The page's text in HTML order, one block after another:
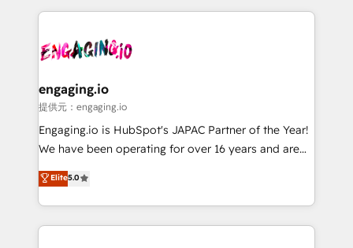
advanced optimization & adoption 📍 São Paulo, BR
• Des Moines, IA • New York, NY
dados e automatizar operações. O objetivo é
operacional de receita conectando equipes
Também somos distribuidores oficiais da HubSpot
e de mais de 150 softwares globais permitindo
contratar e pagar a HubSpot em reais com nota
fiscal no Brasil e gerar economia de até 50% na
Oferecemos ainda agentes de IA especializados em
HubSpot que automatizam tarefas executam rotinas
engaging.io
提供元：engaging.io
Engaging.io is HubSpot's JAPAC Partner of the Year!
We have been operating for over 16 years and are
one of HubSpot's most experienced and technically
capable Agency Partners globally. We specialise in
complex CRM migrations, implementations,
integrations, custom CMS portal development,
Elite5.0